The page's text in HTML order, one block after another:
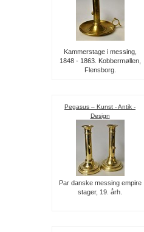
Kammerstage i messing,
1848 - 1863. Kobbermøllen,
Flensborg.
Pegasus – Kunst - Antik -
Design
Par danske messing empire
stager, 19. årh.